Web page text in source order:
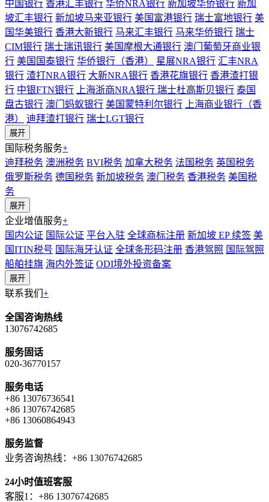
中国银行 香港汇丰银行 华侨NRA银行 新加坡华侨银行 新加
坡汇丰银行 新加坡马来亚银行 美国富港银行 瑞士富地银行 美
国华美银行 香港大新银行 马来汇丰银行 马来华侨银行 瑞士
CIM银行 瑞士瑞讯银行 美国摩根大通银行 澳门葡萄牙商业银
行 美国国泰银行 华侨银行（香港） 星展NRA银行 汇丰NRA
银行 渣打NRA银行 大新NRA银行 香港花旗银行 香港渣打银
行 中银FTN银行 上海浙商NRA银行 瑞士杜高斯贝银行 泰国
盘古银行 澳门蚂蚁银行 美国蒙特利尔银行
上海商业银行（香
港）
迪拜渣打银行 瑞士LGT银行
展开
国际税务服务+
迪拜税务 澳洲税务 BVI税务 加拿大税务 法国税务 英国税务
俄罗斯税务 德国税务 新加坡税务 澳门税务 香港税务 美国税
务
展开
企业增值服务+
国内公证 国际公证 平台入驻 全球商标注册 新加坡 EP 续签 美
国ITIN税号 国际海牙认证 全球条形码注册 香港驾照 国际驾照
船舶挂旗 海内外签证 ODI境外投资备案
展开
联系我们 +
全国咨询热线
13076742685
服务固话
020-36770157
服务电话
+86 13076736541
+86 13076742685
+86 13060864943
服务监督
业务咨询热线：+86 13076742685
24小时值班客服
客服1：+86 13076742685